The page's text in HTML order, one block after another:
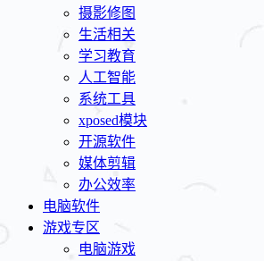
摄影修图
生活相关
学习教育
人工智能
系统工具
xposed模块
开源软件
媒体剪辑
办公效率
电脑软件
游戏专区
电脑游戏